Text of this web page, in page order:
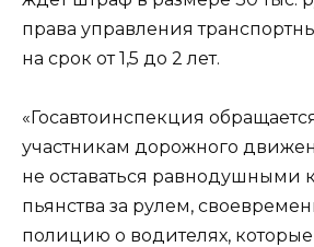
права управления
на срок от 1,5 до 2 лет.
«Госавтоинспекция
участникам дорожного
не оставаться равнодушными
пьянства за рулем,
полицию о водителях, которые